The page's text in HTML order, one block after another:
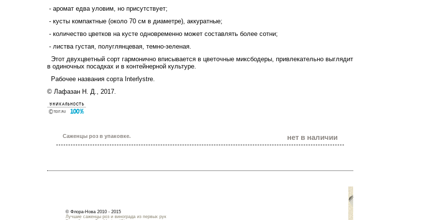
- аромат едва уловим, но присутствует;
- кусты компактные (около 70 см в диаметре), аккуратные;
- количество цветков на кусте одновременно может составлять более сотни;
- листва густая, полуглянцевая, темно-зеленая.
Этот двухцветный сорт гармонично вписывается в цветочные миксбодеры, привлекательно выглядит
в одиночных посадках и в контейнерной культуре.
Рабочее названия сорта Interlystre.
© Лафазан Н. Д., 2017.
Саженцы роз в упаковке. нет в наличии
© Флора-Нова 2010 - 2015
Лучшие саженцы роз и винограда из первых рук